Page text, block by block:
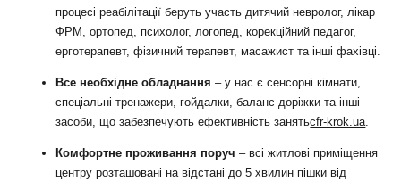
процесі реабілітації беруть участь дитячий невролог, лікар
ФРМ, ортопед, психолог, логопед, корекційний педагог,
ерготерапевт, фізичний терапевт, масажист та інші фахівці.
Все необхідне обладнання – у нас є сенсорні кімнати,
спеціальні тренажери, гойдалки, баланс-доріжки та інші
засоби, що забезпечують ефективність занятьcfr-krok.ua
Комфортне проживання поруч – всі житлові приміщення
центру розташовані на відстані до 5 хвилин пішки від